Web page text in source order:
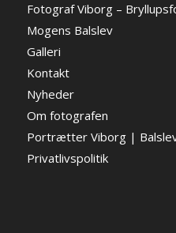
Fotograf Viborg –
Mogens Balslev
Galleri
Kontakt
Nyheder
Om fotografen
Portrætter Viborg |
Privatlivspolitik